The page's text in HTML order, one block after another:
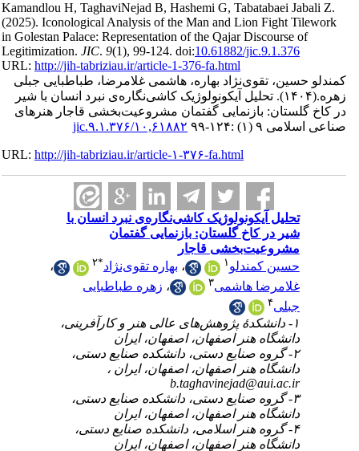
Kamandlou H, TaghaviNejad B, Hashemi G, Tabatabaei
(2025).Iconological Analysis of the Man and Lion Fight
in Golestan Palace: Representation of the Qajar Discourse of
Legitimization.JIC.9(1) , 99-124. doi:10.61882/jic.9.1.376
URL:http://jih-tabriziau.ir/article-1-376-fa.html
حسین، تقوی‌نژاد بهاره، هاشمی غلامرضا، طباطبایی جبلی
تحلیل آیکونولوژیک کاشی‌نگاره‌ی نبرد انسان با شیر
گلستان: بازنمایی گفتمان مشروعیت‌بخشی قاجار هنرهای
۹ (۱) :۱۲۴-۹۹
۱۰,۶۱۸۸۲/jic.۹.۱.۳۷۶
URL:http://jih-tabriziau.ir/article-۱-۳۷۶-fa.html
تحلیل آیکونولوژیک کاشی‌نگاره‌ی نبرد انسان با
شیر در کاخ گلستان: بازنمایی گفتمان
مشروعیت‌بخشی قاجار
حسین کمندلو
، بهاره تقوی‌نژاد *۲
،
غلامرضا هاشمی ۳ ،زهره طباطبایی
۱- دانشکدۀ پژوهش‌های عالی هنر و کارآفرینی،
دانشگاه هنر اصفهان، اصفهان، ایران
۲- گروه صنایع دستی، دانشکده صنایع دستی،
دانشگاه هنر اصفهان، اصفهان، ایران ،
b.taghavinejad@aui.ac.ir
۳- گروه صنایع دستی، دانشکده صنایع دستی،
دانشگاه هنر اصفهان، اصفهان، ایران
۴- گروه هنر اسلامی، دانشکده صنایع دستی،
دانشگاه هنر اصفهان، اصفهان، ایران